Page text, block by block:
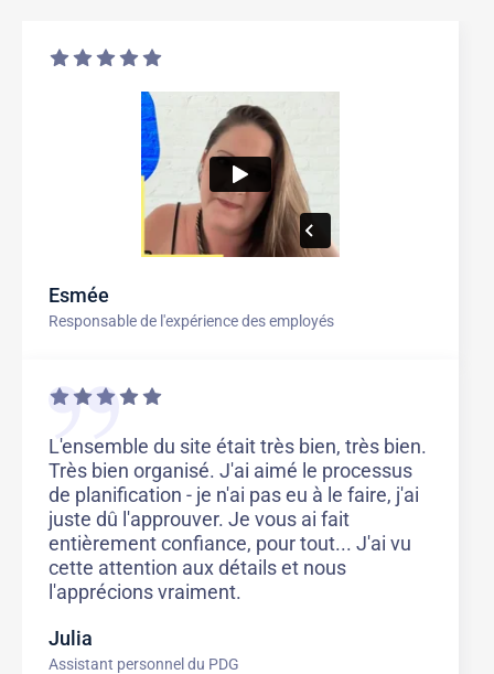
Esmée
Responsable de l'expérience des employés
L'ensemble du site était très bien, très bien.
Très bien organisé. J'ai aimé le processus
de planification - je n'ai pas eu à le faire, j'ai
juste dû l'approuver. Je vous ai fait
entièrement confiance, pour tout... J'ai vu
cette attention aux détails et nous
l'apprécions vraiment.
Julia
Assistant personnel du PDG